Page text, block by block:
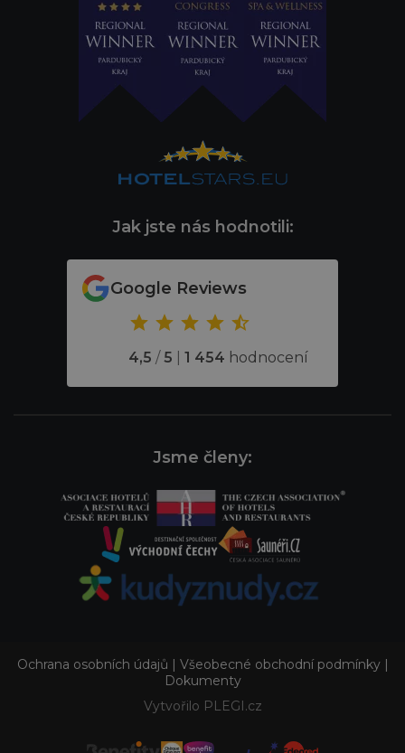
Jak jste nás hodnotili:
Google Reviews
4,5 / 5 1 454 hodnocení
Jsme členy:
Ochrana osobních údajů Všeobecné obchodní podmínky|
Dokumenty
Vytvořilo PLEGI.cz